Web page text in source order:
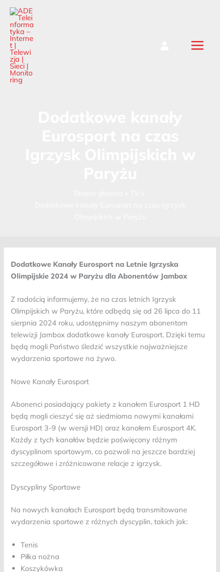
Przejdź
treści
Dodatkowe Kanały Eurosport na Letnie Igrzyska
Olimpijskie 2024 w Paryżu dla Abonentów Jambox
Z radością informujemy, że na czas letnich Igrzysk
Olimpijskich w Paryżu, które odbędą się od 26 lipca do 11
sierpnia 2024 roku, udostępnimy naszym abonentom
telewizji Jambox dodatkowe kanały Eurosport. Dzięki temu
będą mogli Państwo śledzić wszystkie najważniejsze
wydarzenia sportowe na żywo.
Nowe Kanały Eurosport
Abonenci posiadający pakiety z kanałem Eurosport 1 HD
będą mogli cieszyć się aż siedmioma nowymi kanałami
Eurosport 3-9 (w wersji HD) oraz kanałem Eurosport 4K.
Każdy z tych kanałów będzie poświęcony różnym
dyscyplinom sportowym, co pozwoli na jeszcze bardziej
szczegółowe i zróżnicowane relacje z igrzysk.
Dyscypliny Sportowe
Na nowych kanałach Eurosport będą transmitowane
wydarzenia sportowe z różnych dyscyplin, takich jak:
Tenis
Piłka nożna
Koszykówka